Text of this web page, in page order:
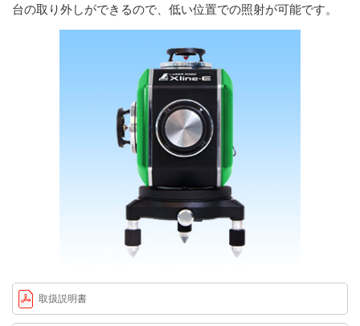
台の取り外しができるので、低い位置での照射が可能です。
取扱説明書